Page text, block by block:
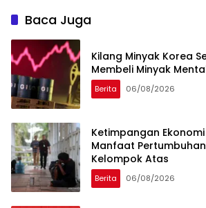
Baca Juga
Kilang Minyak Korea
Membeli Minyak
Berita 06/08/2026
Ketimpangan
Manfaat
Kelompok Atas
Berita 06/08/2026